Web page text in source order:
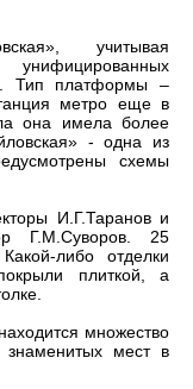
учитывая
Тип платформы –
метро еще в
она имела более
- одна из
схемы
И.Г.Таранов и
Г.М.Суворов. 25
либо отделки
плиткой, а
множество
знаменитых мест в